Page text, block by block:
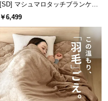
[SD] マシュマロタッチブランケッ
ト
￥6,499